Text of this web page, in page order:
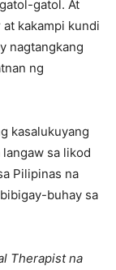
gatol. At
kakampi kundi
nagtangkang
ng
kasalukuyang
sa likod
Pilipinas na
buhay sa
Therapist na